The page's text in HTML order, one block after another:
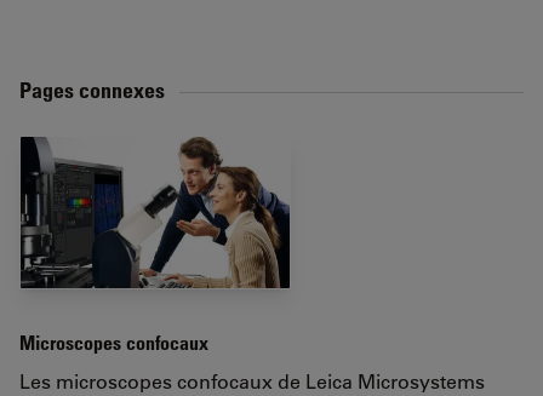
Pages connexes
Microscopes confocaux
Les microscopes confocaux de Leica Microsystems